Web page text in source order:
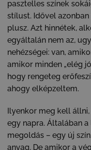
pasztelles színek
stílust. Idővel
plusz. Azt hinnétek,
egyáltalán nem az,
nehézségei: van,
amikor minden „elég
hogy rengeteg
ahogy elképzeltem.
Ilyenkor meg kell
egy napra. Általában
megoldás – egy új
anyag. De amikor a